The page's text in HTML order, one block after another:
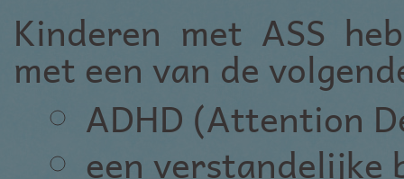
Kinderen met ASS
met een van de
ADHD (Attention
een verstandelijke